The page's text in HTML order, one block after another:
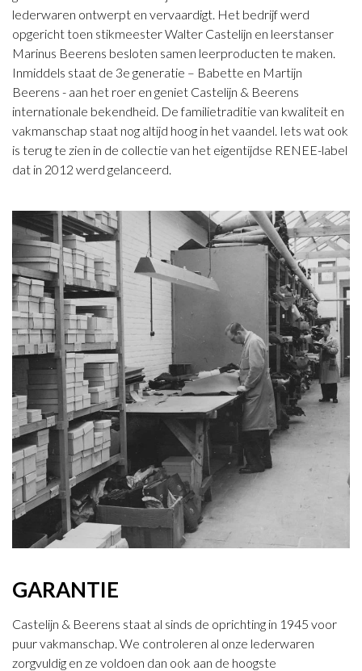
lederwaren ontwerpt en vervaardigt. Het bedrijf werd
opgericht toen stikmeester Walter Castelijn en leerstanser
Marinus Beerens besloten samen leerproducten te maken.
Inmiddels staat de 3e generatie – Babette en Martijn
Beerens - aan het roer en geniet Castelijn & Beerens
internationale bekendheid. De familietraditie van kwaliteit en
vakmanschap staat nog altijd hoog in het vaandel. Iets wat ook
is terug te zien in de collectie van het eigentijdse RENEE-label
dat in 2012 werd gelanceerd.
GARANTIE
Castelijn & Beerens staat al sinds de oprichting in 1945 voor
puur vakmanschap. We controleren al onze lederwaren
zorgvuldig en ze voldoen dan ook aan de hoogste